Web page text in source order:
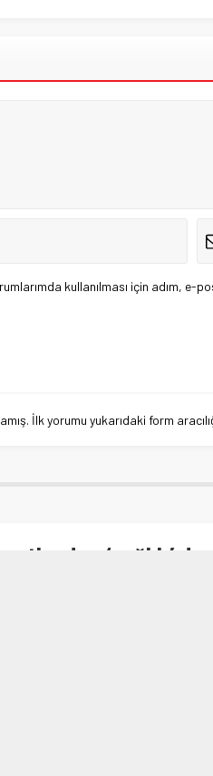
kullanılması için adım, e-
İlk yorumu yukarıdaki form
‘sağlık’